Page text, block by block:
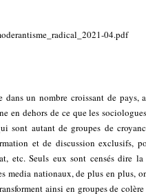
04.pdf
un nombre croissant de pays,
en dehors de ce que les
sont autant de groupes de
et de discussion exclusifs,
etc. Seuls eux sont censés dire
media nationaux, de plus en plus,
ainsi en groupes de